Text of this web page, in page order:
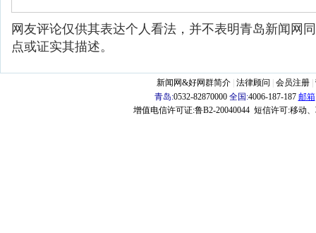
网友评论仅供其表达个人看法，并不表明青岛新闻网
点或证实其描述。